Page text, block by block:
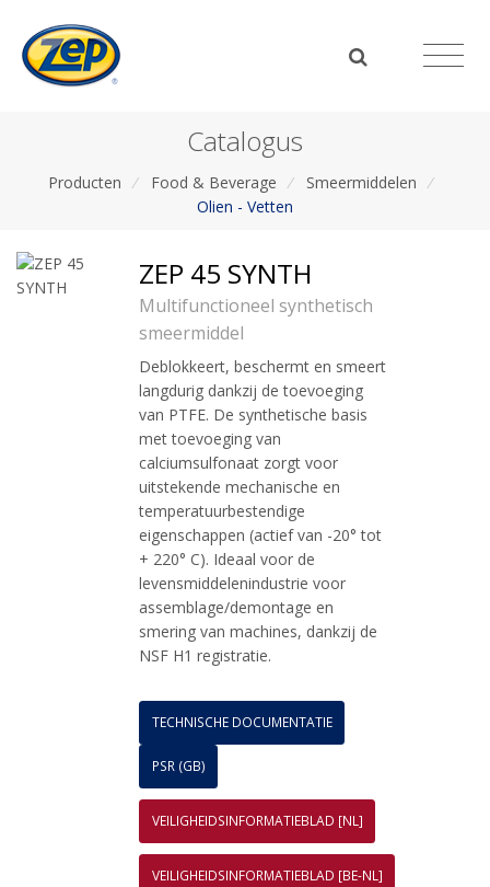
Catalogus
Producten / Food & Beverage / Smeermiddelen /
Olien - Vetten
ZEP 45 SYNTH
Multifunctioneel synthetisch
smeermiddel
Deblokkeert, beschermt en smeert
langdurig dankzij de toevoeging
van PTFE. De synthetische basis
met toevoeging van
calciumsulfonaat zorgt voor
uitstekende mechanische en
temperatuurbestendige
eigenschappen (actief van -20° tot
+ 220° C). Ideaal voor de
levensmiddelenindustrie voor
assemblage/demontage en
smering van machines, dankzij de
NSF H1 registratie.
TECHNISCHE DOCUMENTATIE
PSR (GB)
VEILIGHEIDSINFORMATIEBLAD [NL]
VEILIGHEIDSINFORMATIEBLAD [BE-NL]